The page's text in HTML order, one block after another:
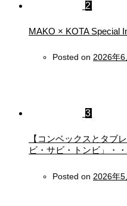
2
MAKO × KOTA Special
Posted on 2026年6
3
【コンベックスとタブ
ビ・サビ・トンビ」・
Posted on 2026年5